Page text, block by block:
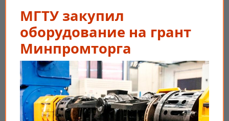
МГТУ закупил
оборудование на грант
Минпромторга